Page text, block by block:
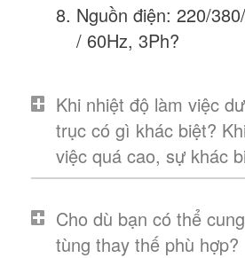
Nguồn điện: 220/
/ 60Hz, 3Ph?
Khi nhiệt độ làm việc
trục có gì khác biệt?
việc quá cao, sự khác
Cho dù bạn có thể
tùng thay thế phù hợp?